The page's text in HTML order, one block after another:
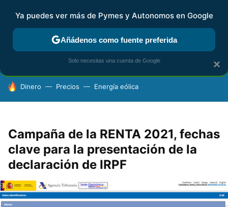
FISCALIDAD Y CONTABILIDAD KIT DIGITAL RENTA
HOY SE HABLA DE
Dinero Precios Energía eólica
Campaña de la RENTA 2021, fechas
clave para la presentación de la
declaración de IRPF
×
Ya puedes ver más de Pymes y Autonomos en Google
Añádenos como fuente preferida
Solo necesitas una cuenta de Google